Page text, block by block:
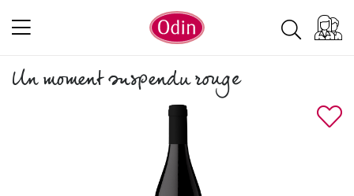
Un moment suspendu rouge